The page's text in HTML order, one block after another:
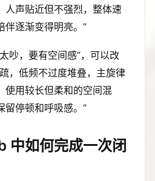
人声贴近但不强烈，整体速
伴逐渐变得明亮。”
吵，要有空间感”，可以改
，低频不过度堆叠，主旋律
使用较长但柔和的空间混
留停顿和呼吸感。”
中如何完成一次闭